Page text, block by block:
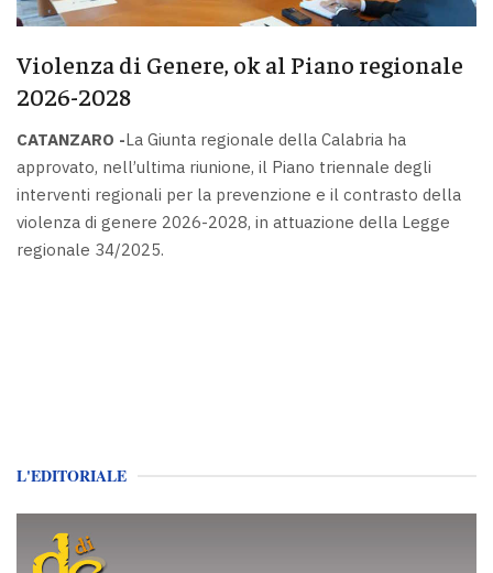
Violenza di Genere, ok al Piano regionale
2026-2028
CATANZARO -La Giunta regionale della Calabria ha
approvato, nell’ultima riunione, il Piano triennale degli
interventi regionali per la prevenzione e il contrasto della
violenza di genere 2026-2028, in attuazione della Legge
regionale 34/2025.
L'EDITORIALE